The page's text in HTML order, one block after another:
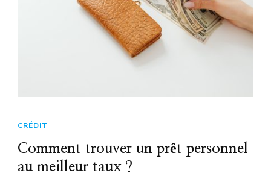
CRÉDIT
Comment trouver un prêt personnel
au meilleur taux ?